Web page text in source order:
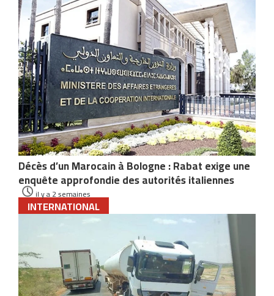
Décès d’un Marocain à Bologne : Rabat exige une
enquête approfondie des autorités italiennes
il y a 2 semaines
INTERNATIONAL